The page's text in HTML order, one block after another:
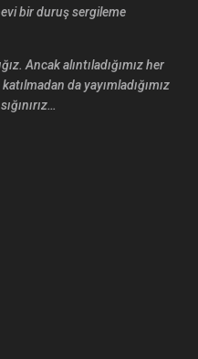
bir duruş sergileme
Ancak alıntıladığımız her
da yayımladığımız